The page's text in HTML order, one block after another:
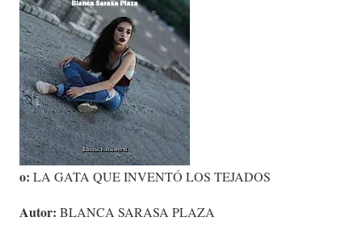
o: LA GATA QUE INVENTÓ LOS TEJADOS
Autor: BLANCA SARASA PLAZA